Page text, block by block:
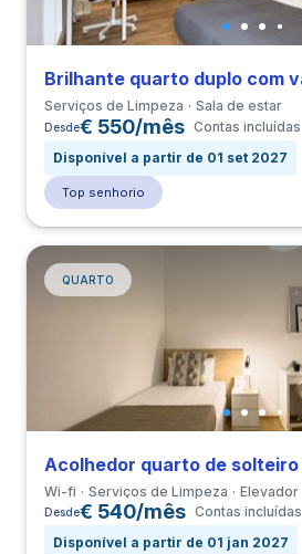
Serviços de Limpeza Sala de estar
Desde€ 550/mês Contas incluídas
Disponível a partir de 01 set 2027
Top senhorio
QUARTO
Wi-fi Serviços de Limpeza Elevador
Desde€ 540/mês Contas incluídas
Disponível a partir de 01 jan 2027